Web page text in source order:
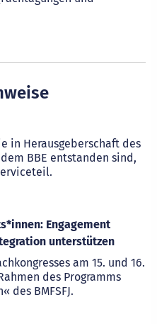
in Herausgeberschaft des
BBE entstanden sind,
Engagement
unterstützen
am 15. und 16.
des Programms
des BMFSFJ.